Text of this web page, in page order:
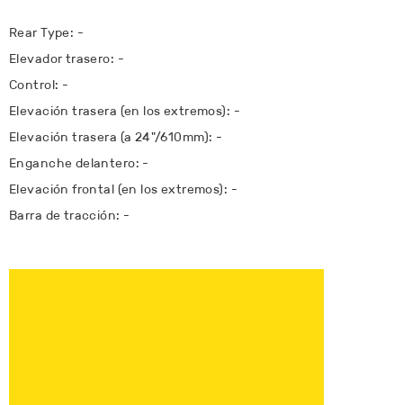
Rear Type: -
Elevador trasero: -
Control: -
Elevación trasera (en los extremos): -
Elevación trasera (a 24"/610mm): -
Enganche delantero: -
Elevación frontal (en los extremos): -
Barra de tracción: -